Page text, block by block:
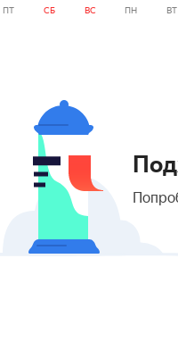
ПТ СБ ВС ПН ВТ